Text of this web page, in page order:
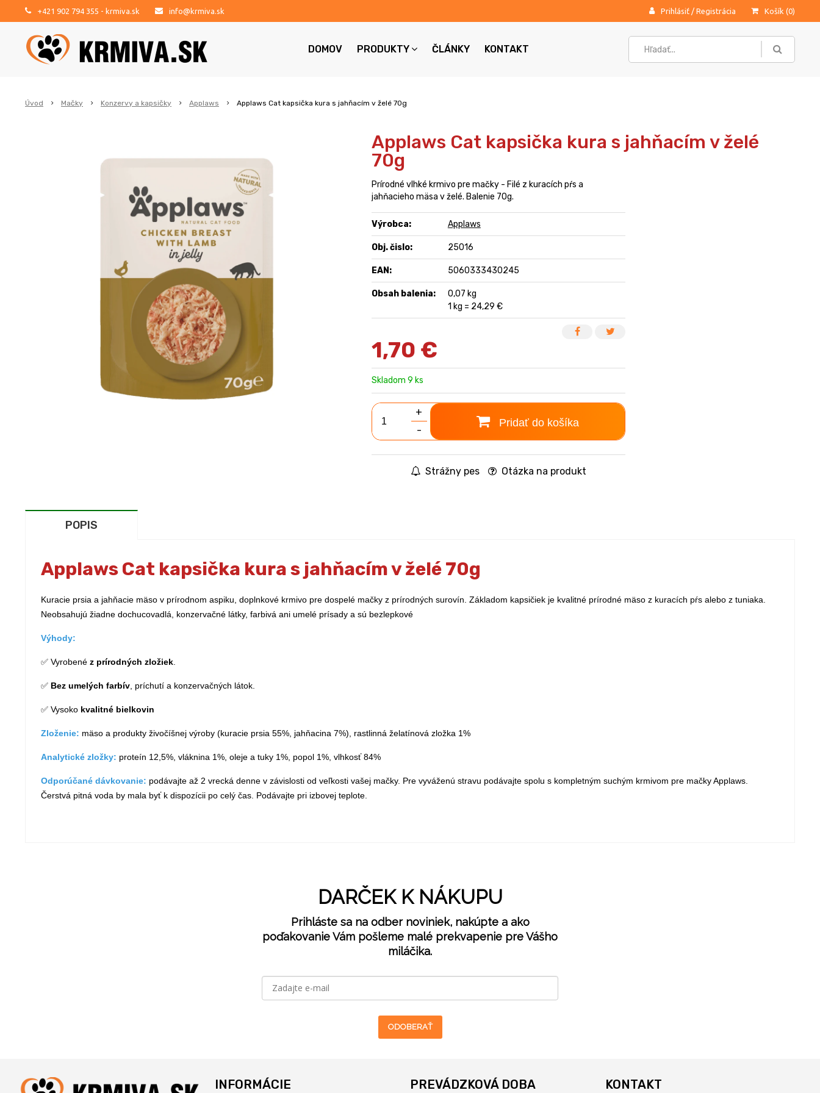
+421 902 794 355 - krmiva.sk info@krmiva.sk Prihlásiť / Registrácia Košík (0)
DOMOV PRODUKTY ČLÁNKY KONTAKT
Úvod Mačky Konzervy a kapsičky Applaws Applaws Cat kapsička kura s jahňacím v želé 70g
Applaws Cat kapsička kura s jahňacím v želé
70g
Prírodné vlhké krmivo pre mačky - Filé z kuracích pŕs a
jahňacieho mäsa v želé. Balenie 70g.
Výrobca: Applaws
Obj. čislo: 25016
EAN: 5060333430245
Obsah balenia:
0,07 kg
1 kg = 24,29 €
1,70 €
Skladom 9 ks
+
-
Pridať do košíka
Strážny pes Otázka na produkt
POPIS
Applaws Cat kapsička kura s jahňacím v želé 70g
Kuracie prsia a jahňacie mäso v prírodnom aspiku, doplnkové krmivo pre dospelé mačky z prírodných surovín. Základom kapsičiek je kvalitné prírodné mäso z kuracích pŕs alebo z tuniaka.
Neobsahujú žiadne dochucovadlá, konzervačné látky, farbivá ani umelé prísady a sú bezlepkové
Výhody:
✅ Vyrobené z prírodných zložiek
✅ Bez umelých farbív , príchutí a konzervačných látok.
✅ Vysoko kvalitné bielkovin
Zloženie: mäso a produkty živočíšnej výroby (kuracie prsia 55%, jahňacina 7%), rastlinná želatínová zložka 1%
Analytické zložky: proteín 12,5%, vláknina 1%, oleje a tuky 1%, popol 1%, vlhkosť 84%
Odporúčané dávkovanie: podávajte až 2 vrecká denne v závislosti od veľkosti vašej mačky. Pre vyváženú stravu podávajte spolu s kompletným suchým krmivom pre mačky Applaws.
Čerstvá pitná voda by mala byť k dispozícii po celý čas. Podávajte pri izbovej teplote.
DARČEK K NÁKUPU
Prihláste sa na odber noviniek, nakúpte a ako
poďakovanie Vám pošleme malé prekvapenie pre Vášho
miláčika.
ODOBERAŤ
INFORMÁCIE PREVÁDZKOVÁ DOBA KONTAKT